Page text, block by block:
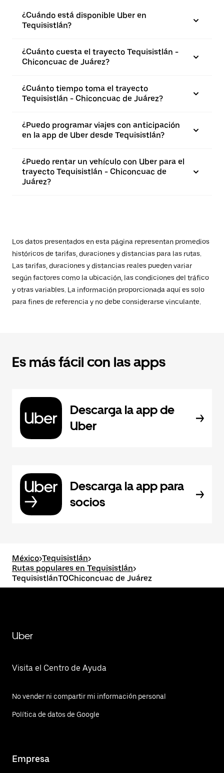
¿Cuándo está disponible Uber en
Tequisistlán?
¿Cuánto cuesta el trayecto Tequisistlán -
Chiconcuac de Juárez?
¿Cuánto tiempo toma el trayecto
Tequisistlán - Chiconcuac de Juárez?
¿Puedo programar viajes con anticipación
en la app de Uber desde Tequisistlán?
¿Puedo rentar un vehículo con Uber para el
trayecto Tequisistlán - Chiconcuac de
Juárez?
Los datos presentados en esta página representan promedios
históricos de tarifas, duraciones y distancias para las rutas.
Las tarifas, duraciones y distancias reales pueden variar
según factores como la ubicación, las condiciones del tráfico
y otras variables. La información proporcionada aquí es solo
para fines de referencia y no debe considerarse vinculante.
Es más fácil con las apps
Descarga la app de
Uber
Descarga la app para
socios
México>Tequisistlán>
Rutas populares en Tequisistlán>
TequisistlánTOChiconcuac de Juárez
Uber
Visita el Centro de Ayuda
No vender ni compartir mi información personal
Política de datos de Google
Empresa